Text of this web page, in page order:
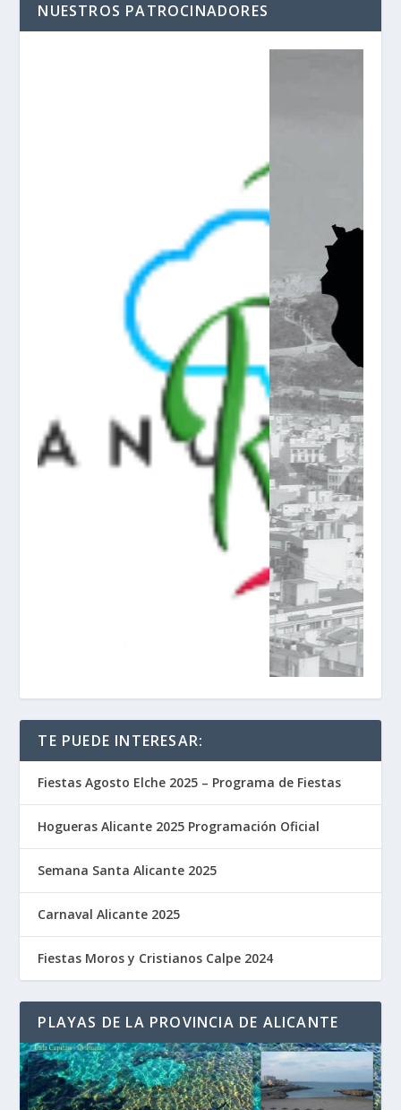
NUESTROS PATROCINADORES
TE PUEDE INTERESAR:
Fiestas Agosto Elche 2025 – Programa de Fiestas
Hogueras Alicante 2025 Programación Oficial
Semana Santa Alicante 2025
Carnaval Alicante 2025
Fiestas Moros y Cristianos Calpe 2024
PLAYAS DE LA PROVINCIA DE ALICANTE